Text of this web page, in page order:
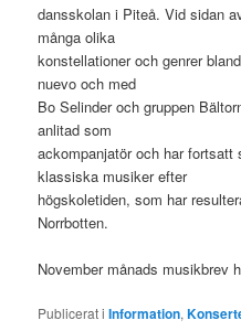
dansskolan i Piteå. Vid sidan
många olika
konstellationer och genrer
nuevo och med
Bo Selinder och gruppen
anlitad som
ackompanjatör och har
klassiska musiker efter
högskoletiden, som har
Norrbotten.
November månads musikbrev
Publicerat i Information,